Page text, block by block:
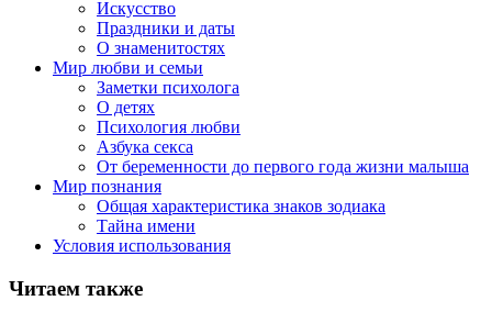
Искусство
Праздники и даты
О знаменитостях
Мир любви и семьи
Заметки психолога
О детях
Психология любви
Азбука секса
От беременности до первого года жизни малыша
Мир познания
Общая характеристика знаков зодиака
Тайна имени
Условия использования
Читаем также